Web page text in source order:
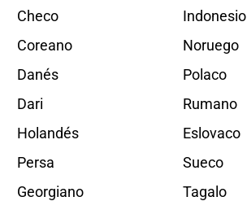
Checo
Coreano
Danés
Dari
Holandés
Persa
Georgiano
Indonesio
Noruego
Polaco
Rumano
Eslovaco
Sueco
Tagalo